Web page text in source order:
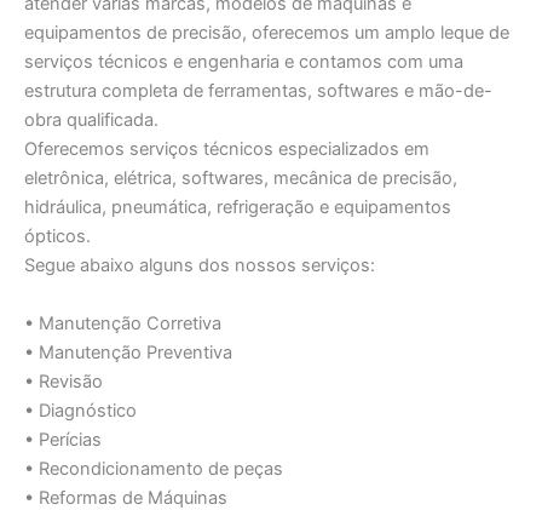
equipamentos de precisão, oferecemos um amplo leque de
serviços técnicos e engenharia e contamos com uma
estrutura completa de ferramentas, softwares e mão-de-
obra qualificada.
Oferecemos serviços técnicos especializados em
eletrônica, elétrica, softwares, mecânica de precisão,
hidráulica, pneumática, refrigeração e equipamentos
ópticos.
Segue abaixo alguns dos nossos serviços:
• Manutenção Corretiva
• Manutenção Preventiva
• Revisão
• Diagnóstico
• Perícias
• Recondicionamento de peças
• Reformas de Máquinas